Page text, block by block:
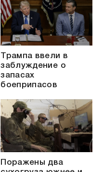
Трампа ввели в
заблуждение о
запасах
боеприпасов
Поражены два